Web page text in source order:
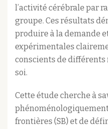
l’activité cérébrale par
groupe. Ces résultats
produire à la demande
expérimentales
conscients de différents
soi.
Cette étude cherche à
frontières (SB) et de